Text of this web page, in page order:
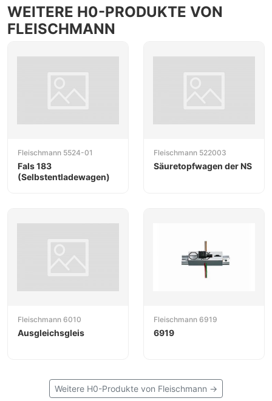
WEITERE H0-PRODUKTE VON
FLEISCHMANN
Fleischmann 5524-01
Fals 183
(Selbstentladewagen)
Fleischmann 522003
Säuretopfwagen der NS
Fleischmann 6010
Ausgleichsgleis
Fleischmann 6919
6919
Weitere H0-Produkte von Fleischmann →